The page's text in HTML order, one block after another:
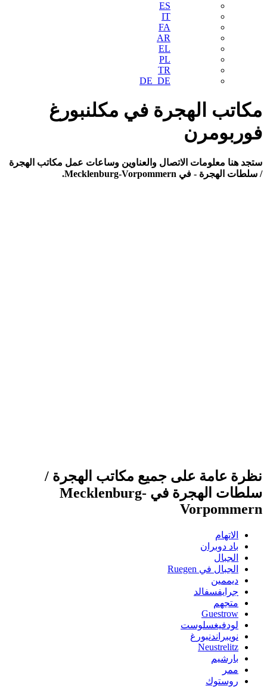
ES
IT
FA
AR
EL
PL
TR
DE_DE
مكاتب الهجرة في مكلنبورغ
فوربومرن
ستجد هنا معلومات الاتصال والعناوين وساعات عمل مكاتب الهجرة
/ سلطات الهجرة - في Mecklenburg-Vorpommern.
نظرة عامة على جميع مكاتب الهجرة /
سلطات الهجرة في Mecklenburg-
Vorpommern
الاتهام
باد دوبران
الجبال
الجبال في Ruegen
ديممين
جرايفسفالد
متجهم
Guestrow
لودفيغسلوست
نويبراندنبورغ
Neustrelitz
بارشيم
ممر
روستوك